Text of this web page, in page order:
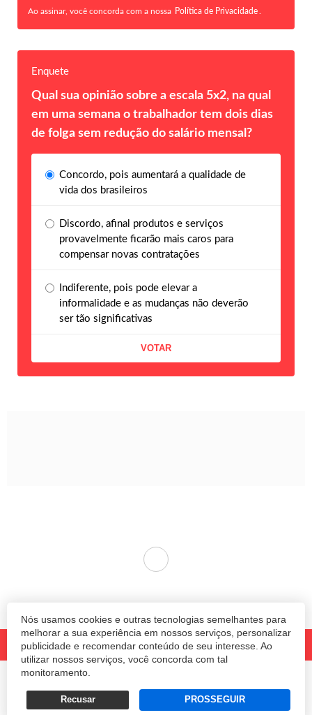
Nós usamos cookies e outras tecnologias semelhantes para
melhorar a sua experiência em nossos serviços, personalizar
publicidade e recomendar conteúdo de seu interesse. Ao
utilizar nossos serviços, você concorda com tal
monitoramento.
Recusar PROSSEGUIR
Ao assinar, você concorda com a nossa Política de Privacidade
Enquete
Qual sua opinião sobre a escala 5x2, na qual
em uma semana o trabalhador tem dois dias
de folga sem redução do salário mensal?
Concordo, pois aumentará a qualidade de
vida dos brasileiros
Discordo, afinal produtos e serviços
provavelmente ficarão mais caros para
compensar novas contratações
Indiferente, pois pode elevar a
informalidade e as mudanças não deverão
ser tão significativas
Termos e Políticas de Uso Privacidade